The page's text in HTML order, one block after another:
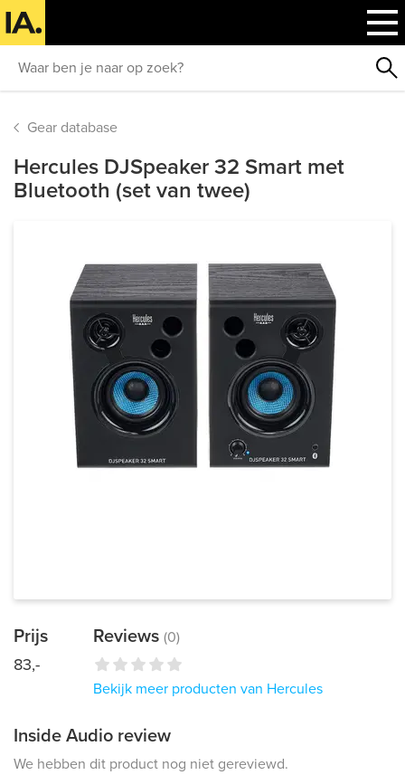
Gear database
Hercules DJSpeaker 32 Smart met
Bluetooth (set van twee)
Prijs
83,-
Reviews (0)
Bekijk meer producten van Hercules
Inside Audio review
We hebben dit product nog niet gereviewd.